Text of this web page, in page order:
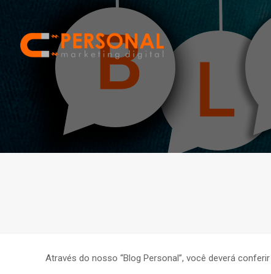
Através do nosso “Blog Personal”, você deverá